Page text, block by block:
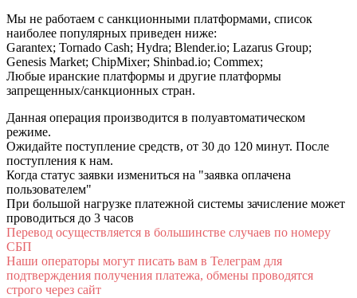
Мы не работаем с санкционными платформами, список
наиболее популярных приведен ниже:
Garantex; Tornado Cash; Hydra; Blender.io; Lazarus Group;
Genesis Market; ChipMixer; Shinbad.io; Commex;
Любые иранские платформы и другие платформы
запрещенных/санкционных стран.
Данная операция производится в полуавтоматическом
режиме.
Ожидайте поступление средств, от 30 до 120 минут. После
поступления к нам.
Когда статус заявки измениться на "заявка оплачена
пользователем"
При большой нагрузке платежной системы зачисление может
проводиться до 3 часов
Перевод осуществляется в большинстве случаев по номеру
СБП
Наши операторы могут писать вам в Телеграм для
подтверждения получения платежа, обмены проводятся
строго через сайт